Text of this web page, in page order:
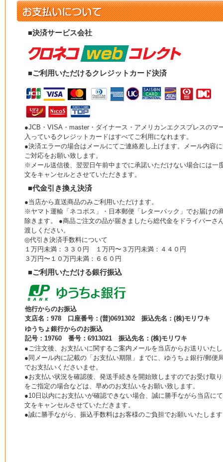
■決済サービス会社
■ご利用いただけるクレジットカード決済
●JCB・VISA・master・ダイナース・アメリカンエクスプレスのマ
入っているクレジットカードはすべてご利用になれます。
●決済エラーの場合はメールにてご連絡差し上げます。メール内容
ご対応をお願い致します。
※メール送信後、翌翌日午前中までに承諾いただけない場合には一
文をキャンセルとさせていただきます。
■代金引き換え決済
●当店から直送商品のみご利用いただけます。
※ヤマト運輸「ネコポス」・日本郵便「レターパック」でお届けの
除きます。 ●商品ご注文の品が届きましたら総代金をドライバーさ
渡しください。
◎代引き決済手数料について
１万円未満：３３０円 １万円〜３万円未満：４４０円
３万円〜１０万円未満：６６０円
■ご利用いただける銀行振込
他行からのお振込
支店名：978 口座番号：(普)0691302 振込先名：(株)モリワキ
ゆうちょ銀行からのお振込
記号：19760 番号：6913021 振込先名：(株)モリワキ
●ご注文後、お支払いに関するご案内メールを当店からお送りいた
●同メール内に記載の「お支払い期限」までに、ゆうちょ銀行/郵便
でお支払いくださいませ。
●お支払い状況を確認後、発送手続きを開始致しますのでお受け取
をご指定の場合などは、早めのお支払いをお願い致します。
●10日以内にお支払いが確認できない場合、誠に勝手ながら当店に
文をキャンセルさせていただきます。
●誠に勝手ながら、振込手数料はお客様のご負担でお願いいたしま